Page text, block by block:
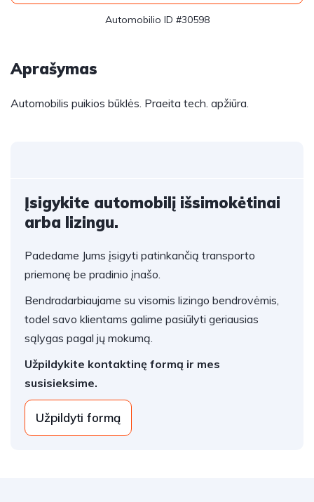
Automobilio ID #30598
Aprašymas
Automobilis puikios būklės. Praeita tech. apžiūra.
Įsigykite automobilį išsimokėtinai
arba lizingu.
Padedame Jums įsigyti patinkančią transporto
priemonę be pradinio įnašo.
Bendradarbiaujame su visomis lizingo bendrovėmis,
todel savo klientams galime pasiūlyti geriausias
sąlygas pagal jų mokumą.
Užpildykite kontaktinę formą ir mes
susisieksime.
Užpildyti formą